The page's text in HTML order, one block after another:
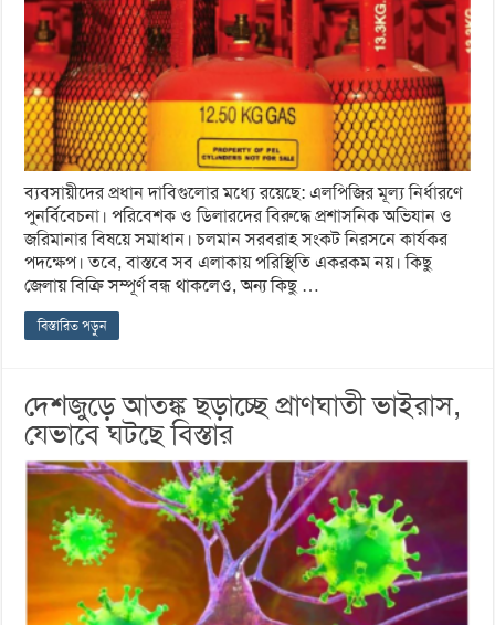
ব্যবসায়ীদের প্রধান দাবিগুলোর মধ্যে রয়েছে: এলপিজির মূল্য নির্ধারণে
পুনর্বিবেচনা। পরিবেশক ও ডিলারদের বিরুদ্ধে প্রশাসনিক অভিযান ও
জরিমানার বিষয়ে সমাধান। চলমান সরবরাহ সংকট নিরসনে কার্যকর
পদক্ষেপ। তবে, বাস্তবে সব এলাকায় পরিস্থিতি একরকম নয়। কিছু
জেলায় বিক্রি সম্পূর্ণ বন্ধ থাকলেও, অন্য কিছু …
বিস্তারিত পড়ুন
দেশজুড়ে আতঙ্ক ছড়াচ্ছে প্রাণঘাতী ভাইরাস,
যেভাবে ঘটছে বিস্তার